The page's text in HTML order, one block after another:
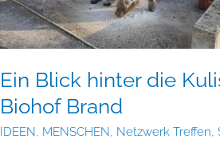
Ein Blick hinter die
Biohof Brand
IDEEN, MENSCHEN, Netzwerk Treffen,